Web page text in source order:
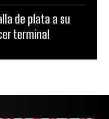
de plata a su
terminal